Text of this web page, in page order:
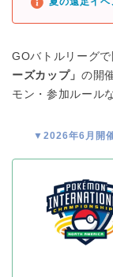
GOバトルリーグ
ーズカップ」の開
モン・参加ルール
▼2026年6月開